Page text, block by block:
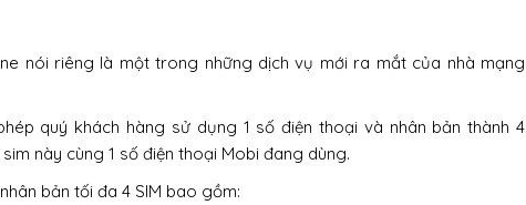
nói riêng là một trong những dịch vụ mới ra mắt của nhà mạng
quý khách hàng sử dụng 1 số điện thoại và nhân bản thành 4
này cùng 1 số điện thoại Mobi đang dùng.
bản tối đa 4 SIM bao gồm: